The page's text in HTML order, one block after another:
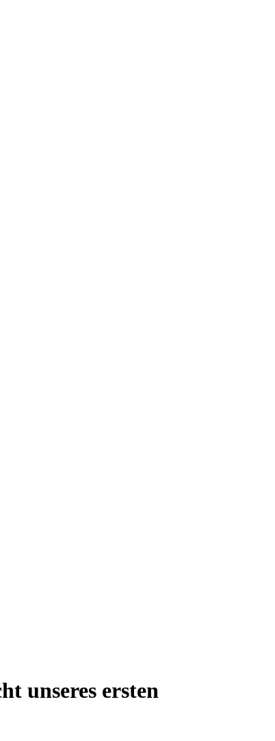
unseres ersten